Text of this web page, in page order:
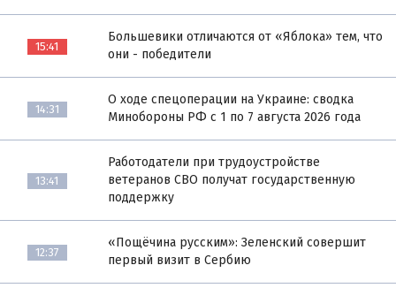
15:41
Большевики отличаются от «Яблока» тем, что
они - победители
14:31
О ходе спецоперации на Украине: сводка
Минобороны РФ с 1 по 7 августа 2026 года
13:41
Работодатели при трудоустройстве
ветеранов СВО получат государственную
поддержку
12:37
«Пощёчина русским»: Зеленский совершит
первый визит в Сербию